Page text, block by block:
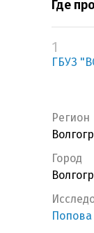
Где
1
ГБУЗ
Регион
Город